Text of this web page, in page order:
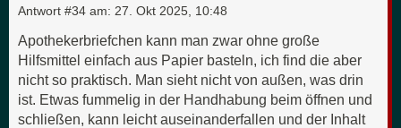
Antwort #34 am: 27. Okt 2025, 10:48
Apothekerbriefchen kann man zwar ohne große
Hilfsmittel einfach aus Papier basteln, ich find die aber
nicht so praktisch. Man sieht nicht von außen, was drin
ist. Etwas fummelig in der Handhabung beim öffnen und
schließen, kann leicht auseinanderfallen und der Inhalt